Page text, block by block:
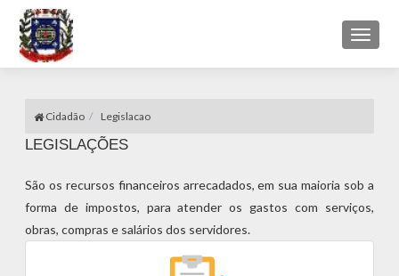
Toggle
Cidadão Legislacao
LEGISLAÇÕES
São os recursos financeiros arrecadados, em sua maioria sob a
forma de impostos, para atender os gastos com serviços,
obras, compras e salários dos servidores.